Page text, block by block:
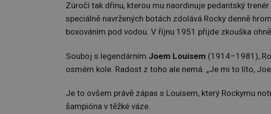
Zúročí tak dřinu, kterou mu naordinuje pedantský trenér
speciálně navržených botách zdolává Rocky denně
boxováním pod vodou. V říjnu 1951 přijde zkouška
Souboj s legendárním Joem Louisem (1914–1981),
osmém kole. Radost z toho ale nemá. „Je mi to líto,
Je to ovšem právě zápas s Louisem, který Rockymu
šampióna v těžké váze.